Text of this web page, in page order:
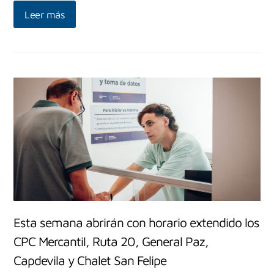
Leer más
Esta semana abrirán con horario extendido los
CPC Mercantil, Ruta 20, General Paz,
Capdevila y Chalet San Felipe